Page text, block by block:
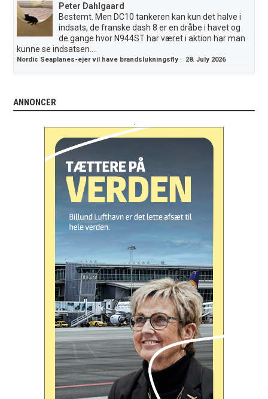
Peter Dahlgaard
Bestemt. Men DC10 tankeren kan kun det halve i
indsats, de franske dash 8 er en dråbe i havet og
de gange hvor N944ST har været i aktion har man
kunne se indsatsen....
Nordic Seaplanes-ejer vil have brandslukningsfly · 28. July 2026
ANNONCER